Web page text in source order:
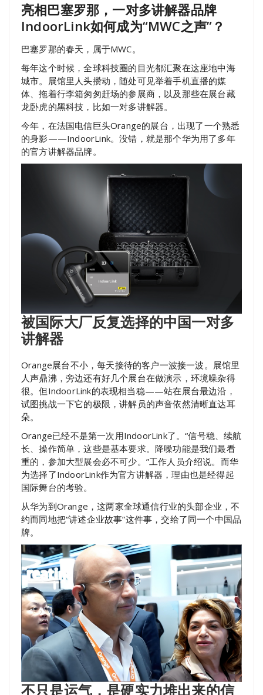
亮相巴塞罗那，一对多讲解器品牌
IndoorLink如何成为“MWC之声”？
巴塞罗那的春天，属于MWC。
每年这个时候，全球科技圈的目光都汇聚在这座地中海
城市。展馆里人头攒动，随处可见举着手机直播的媒
体、拖着行李箱匆匆赶场的参展商，以及那些在展台藏
龙卧虎的黑科技，比如一对多讲解器。
今年，在法国电信巨头Orange的展台，出现了一个熟悉
的身影——IndoorLink。没错，就是那个华为用了多年
的官方讲解器品牌。
被国际大厂反复选择的中国一对多
讲解器
Orange展台不小，每天接待的客户一波接一波。展馆里
人声鼎沸，旁边还有好几个展台在做演示，环境噪杂得
很。但IndoorLink的表现相当稳——站在展台最边沿，
试图挑战一下它的极限，讲解员的声音依然清晰直达耳
朵。
Orange已经不是第一次用IndoorLink了。“信号稳、续航
长、操作简单，这些是基本要求。降噪功能是我们最看
重的，参加大型展会必不可少。”工作人员介绍说。而华
为选择了IndoorLink作为官方讲解器，理由也是经得起
国际舞台的考验。
从华为到Orange，这两家全球通信行业的头部企业，不
约而同地把“讲述企业故事”这件事，交给了同一个中国品
牌。
不只是运气，是硬实力堆出来的信